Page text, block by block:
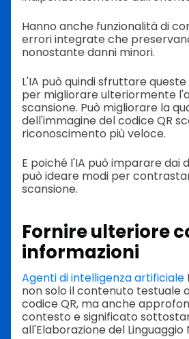
Hanno anche funzionalità di
errori integrate che
nonostante danni minori.
L'IA può quindi sfruttare
per migliorare ulteriormente
scansione. Può migliorare la
dell'immagine del codice QR
riconoscimento più veloce.
E poiché l'IA può imparare dai
può ideare modi per
scansione.
Fornire ulteriore
informazioni
Agenti di intelligenza artificiale
non solo il contenuto testuale
codice QR, ma anche
contesto e significato
all'Elaborazione del Linguaggio